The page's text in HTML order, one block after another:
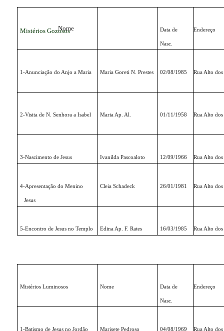
Mistérios Gozosos
Nome Data de
Nasc.
Endereço
1-Anunciação do Anjo a Maria Maria Goreti N. Prestes 02/08/1985 Rua Alto
2-Visita de N. Senhora a Isabel Maria Ap. Al. 01/11/1958 Rua Alto
3-Nascimento de Jesus Ivanilda Pascoaloto 12/09/1966 Rua Alto
4-Apresentação do Menino
Jesus
Cleia Schadeck 26/01/1981 Rua Alto
5-Encontro de Jesus no Templo Edina Ap. F. Rates 16/03/1985 Rua Alto
Mistérios Luminosos Nome Data de
Nasc.
Endereço
1-Batismo de Jesus no Jordão Marisete Pedroso 04/08/1969 Rua Alto